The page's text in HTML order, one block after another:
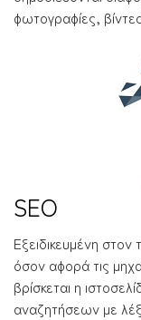
φωτογραφίες,
SEO
Εξειδικευμένη
όσον αφορά τις
βρίσκεται η
αναζητήσεων με